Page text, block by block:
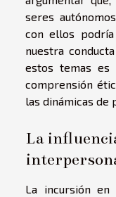
seres
con ellos
nuestra
estos temas es
comprensión
las dinámicas de
La
La incursión